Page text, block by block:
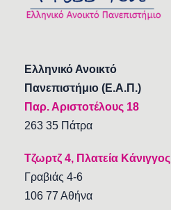
Ελληνικό Ανοικτό
Πανεπιστήμιο (Ε.Α.Π.)
Παρ. Αριστοτέλους 18
263 35 Πάτρα
Τζωρτζ 4, Πλατεία Κάνιγγος
Γραβιάς 4-6
106 77 Αθήνα